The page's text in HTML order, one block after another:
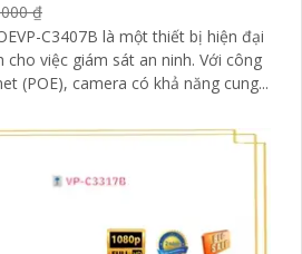
₫
C3407B là một thiết bị hiện đại
giám sát an ninh. Với công
(POE), camera có khả năng cung...